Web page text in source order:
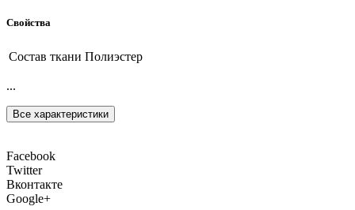
Свойства
Состав ткани Полиэстер
...
Все характеристики
Facebook
Twitter
Вконтакте
Google+